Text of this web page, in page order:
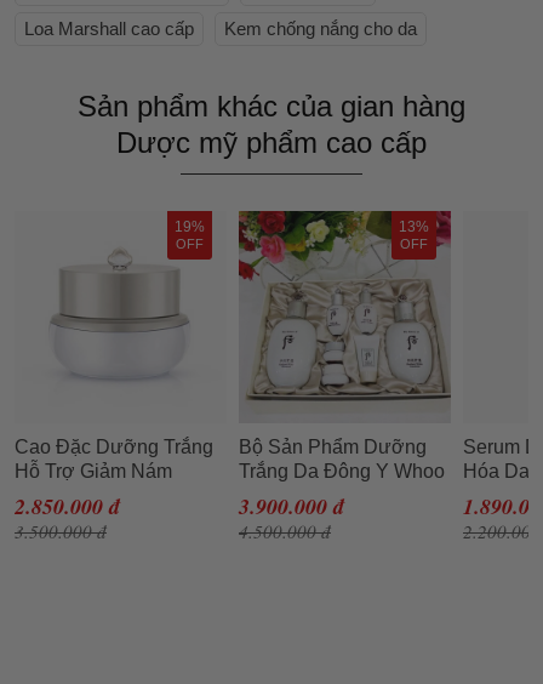
Loa Marshall cao cấp
Kem chống nắng cho da
Sản phẩm khác của gian hàng
Dược mỹ phẩm cao cấp
19%
OFF
Cao Đặc Dưỡng Trắng
Hỗ Trợ Giảm Nám
Whoo Gongjinhyang
Seol Radiant White
Ultimate Corrector
2.850.000 đ
3.500.000 đ
13%
OFF
Bộ Sản Phẩm Dưỡng
Trắng Da Đông Y Whoo
Gongjinhyang Seol
Special Set 7pcs
3.900.000 đ
4.500.000 đ
Serum
Hóa Da